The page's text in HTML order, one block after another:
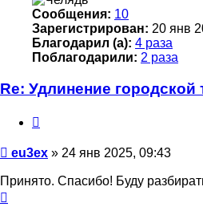
Сообщения: 10
Зарегистрирован: 20 янв
Благодарил (а): 4 раза
Поблагодарили: 2 раза
Re: Удлинение
Сообщение
eu3ex » 24 янв 2025, 09:43
Принято. Спасибо! Буду